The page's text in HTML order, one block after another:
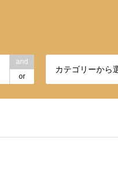
and
or
カテゴリーから